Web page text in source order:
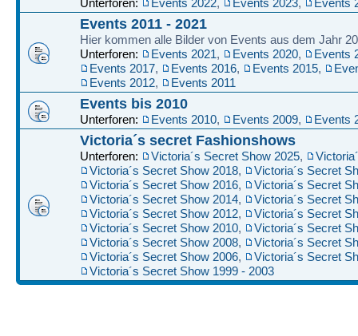
Unterforen:
Events 2022, Events 2023, Events
Events 2011 - 2021
Hier kommen alle Bilder von Events aus dem Jahr
Unterforen:
Events 2021, Events 2020,
Events
Events 2017, Events 2016, Events 2015,
Events 2012, Events 2011
Events bis 2010
Unterforen: Events 2010, Events 2009, Events
Victoria´s secret Fashionshows
Unterforen: Victoria´s Secret Show 2025,
Victoria´s Secret Show 2018,
Victoria´s Secret
Victoria´s Secret Show 2016,
Victoria´s Secret
Victoria´s Secret Show 2014,
Victoria´s Secret
Victoria´s Secret Show 2012,
Victoria´s Secret
Victoria´s Secret Show 2010,
Victoria´s Secret
Victoria´s Secret Show 2008,
Victoria´s Secret
Victoria´s Secret Show 2006,
Victoria´s Secret
Victoria´s Secret Show 1999 - 2003